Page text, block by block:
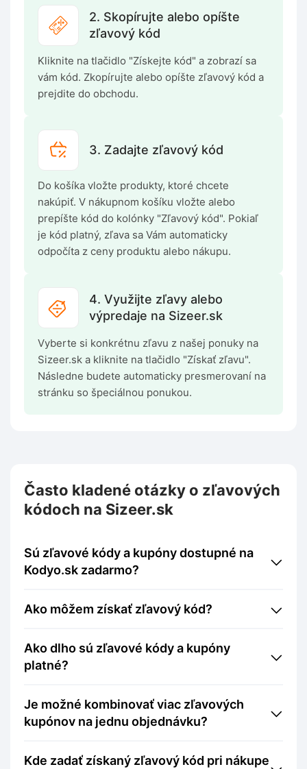
2. Skopírujte alebo opíšte
zľavový kód
Kliknite na tlačidlo "Získejte kód" a zobrazí sa
vám kód. Zkopírujte alebo opíšte zľavový kód a
prejdite do obchodu.
3. Zadajte zľavový kód
Do košíka vložte produkty, ktoré chcete
nakúpiť. V nákupnom košíku vložte alebo
prepíšte kód do kolónky "Zľavový kód". Pokiaľ
je kód platný, zľava sa Vám automaticky
odpočíta z ceny produktu alebo nákupu.
4. Využijte zľavy alebo
výpredaje na Sizeer.sk
Vyberte si konkrétnu zľavu z našej ponuky na
Sizeer.sk a kliknite na tlačidlo "Získať zľavu".
Následne budete automaticky presmerovaní na
stránku so špeciálnou ponukou.
Často kladené otázky o zľavových
kódoch na Sizeer.sk
Sú zľavové kódy a kupóny dostupné na
Kodyo.sk zadarmo?
Ako môžem získať zľavový kód?
Ako dlho sú zľavové kódy a kupóny
platné?
Je možné kombinovať viac zľavových
kupónov na jednu objednávku?
Kde zadať získaný zľavový kód pri nákupe